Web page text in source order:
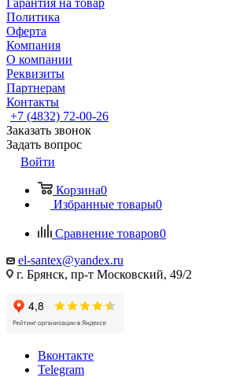
Гарантия на товар
Политика
Оферта
Компания
О компании
Реквизиты
Партнерам
Контакты
+7 (4832) 72-00-26
Заказать звонок
Задать вопрос
Войти
Корзина0
Избранные товары0
Сравнение товаров0
el-santex@yandex.ru
г. Брянск, пр-т Московский, 49/2
Вконтакте
Telegram